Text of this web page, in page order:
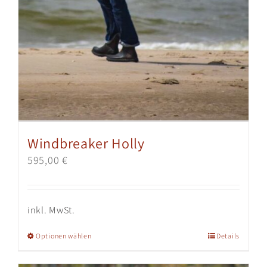
Windbreaker Holly
595,00 €
inkl. MwSt.
Optionen wählenDieses
Details